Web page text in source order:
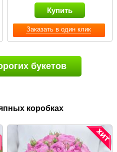
Заказать в один клик
Купить
букетов
коробках